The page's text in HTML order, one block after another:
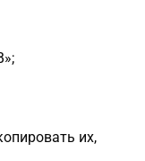
их,